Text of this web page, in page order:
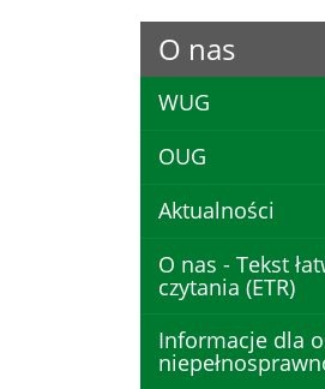
O nas
WUG
OUG
Aktualności
O nas - Tekst
czytania (ETR)
Informacje dla